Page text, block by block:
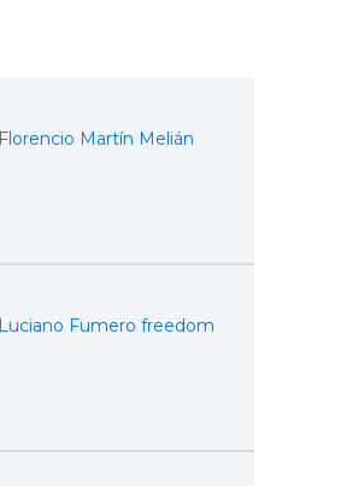
Florencio Martín Melián
Luciano Fumero freedom